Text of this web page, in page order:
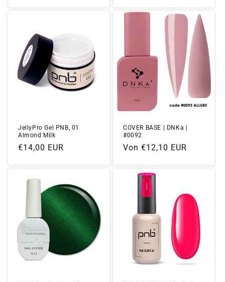
JellyPro Gel PNB, 01
Almond Milk
Normaler
€14,00 EUR
COVER BASE | DNKa |
#0092
Normaler
Von €12,10 EUR